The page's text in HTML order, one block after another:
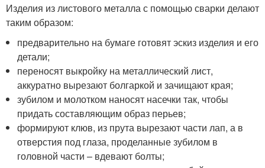
Изделия из листового металла с помощью сварки делают
таким образом:
предварительно на бумаге готовят эскиз изделия и его
детали;
переносят выкройку на металлический лист,
аккуратно вырезают болгаркой и зачищают края;
зубилом и молотком наносят насечки так, чтобы
придать составляющим образ перьев;
формируют клюв, из прута вырезают части лап, а в
отверстия под глаза, проделанные зубилом в
головной части – вдевают болты;